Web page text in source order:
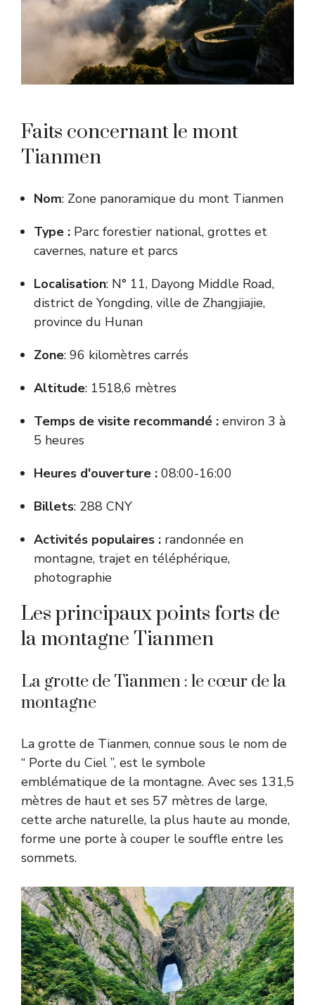
Faits concernant le mont
Tianmen
Nom: Zone panoramique du mont Tianmen
Type : Parc forestier national, grottes et
cavernes, nature et parcs
Localisation: N° 11, Dayong Middle Road,
district de Yongding, ville de Zhangjiajie,
province du Hunan
Zone: 96 kilomètres carrés
Altitude: 1518,6 mètres
Temps de visite recommandé : environ 3 à
5 heures
Heures d'ouverture : 08:00-16:00
Billets: 288 CNY
Activités populaires : randonnée en
montagne, trajet en téléphérique,
photographie
Les principaux points forts de
la montagne Tianmen
La grotte de Tianmen : le cœur de la
montagne
La grotte de Tianmen, connue sous le nom de
“ Porte du Ciel ”, est le symbole
emblématique de la montagne. Avec ses 131,5
mètres de haut et ses 57 mètres de large,
cette arche naturelle, la plus haute au monde,
forme une porte à couper le souffle entre les
sommets.